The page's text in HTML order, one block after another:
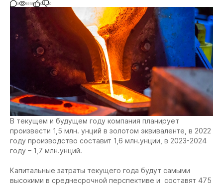
0 1978 0 0
В текущем и будущем году компания планирует
произвести 1,5 млн. унций в золотом эквиваленте, в 2022
году производство составит 1,6 млн.унции, в 2023-2024
году – 1,7 млн.унций.
Капитальные затраты текущего года будут самыми
высокими в среднесрочной перспективе и составят 475